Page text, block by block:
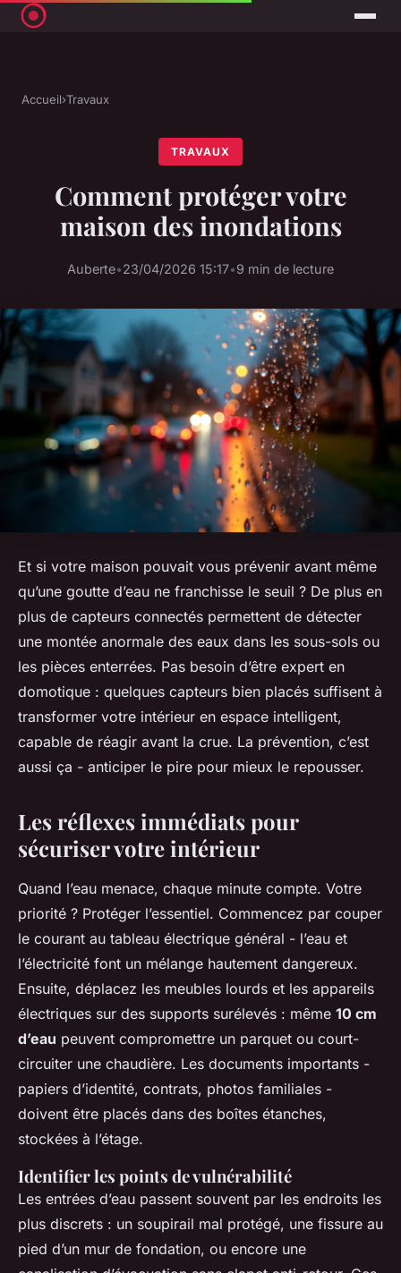
Accueil›Travaux
TRAVAUX
Comment protéger votre
maison des inondations
Auberte•23/04/2026 15:17•9 min de lecture
Et si votre maison pouvait vous prévenir avant même
qu’une goutte d’eau ne franchisse le seuil ? De plus en
plus de capteurs connectés permettent de détecter
une montée anormale des eaux dans les sous-sols ou
les pièces enterrées. Pas besoin d’être expert en
domotique : quelques capteurs bien placés suffisent à
transformer votre intérieur en espace intelligent,
capable de réagir avant la crue. La prévention, c’est
aussi ça - anticiper le pire pour mieux le repousser.
Les réflexes immédiats pour
sécuriser votre intérieur
Quand l’eau menace, chaque minute compte. Votre
priorité ? Protéger l’essentiel. Commencez par couper
le courant au tableau électrique général - l’eau et
l’électricité font un mélange hautement dangereux.
Ensuite, déplacez les meubles lourds et les appareils
électriques sur des supports surélevés : même 10 cm
d’eau peuvent compromettre un parquet ou court-
circuiter une chaudière. Les documents importants -
papiers d’identité, contrats, photos familiales -
doivent être placés dans des boîtes étanches,
stockées à l’étage.
Identifier les points de vulnérabilité
Les entrées d’eau passent souvent par les endroits les
plus discrets : un soupirail mal protégé, une fissure au
pied d’un mur de fondation, ou encore une